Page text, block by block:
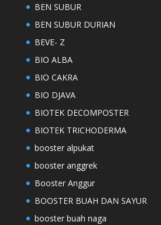
BEN SUBUR
BEN SUBUR DURIAN
BEVE- Z
BIO ALBA
BIO CAKRA
BIO DJAVA
BIOTEK DECOMPOSTER
BIOTEK TRICHODERMA
booster alpukat
booster anggrek
Booster Anggur
BOOSTER BUAH DAN SAYUR
booster buah naga